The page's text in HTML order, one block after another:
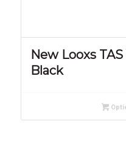
New Looxs
Black